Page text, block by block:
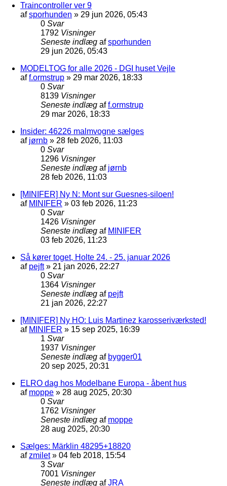
Traincontroller ver 9
afsporhunden » 29 jun 2026, 05:43
0 Svar
1792 Visninger
Seneste indlæg afsporhunden
29 jun 2026, 05:43
MODELTOG for alle 2026 - DGI huset Vejle
aff.ormstrup » 29 mar 2026, 18:33
0 Svar
8139 Visninger
Seneste indlæg aff.ormstrup
29 mar 2026, 18:33
Insider: 46226 malmvogne sælges
af jørnb » 28 feb 2026, 11:03
0 Svar
1296 Visninger
Seneste indlæg af jørnb
28 feb 2026, 11:03
[MINIFER] Ny N: Mont sur Guesnes-siloen!
af MINIFER » 03 feb 2026, 11:23
0 Svar
1426 Visninger
Seneste indlæg af MINIFER
03 feb 2026, 11:23
Så kører toget, Holte 24. - 25. januar 2026
af pejft» 21 jan 2026, 22:27
0 Svar
1364 Visninger
Seneste indlæg af pejft
21 jan 2026, 22:27
[MINIFER] Ny HO: Luis Martinez karosseriværksted!
af MINIFER » 15 sep 2025, 16:39
1 Svar
1937 Visninger
Seneste indlæg af bygger01
20 sep 2025, 20:31
ELRO dag hos Modelbane Europa - åbent hus
af moppe » 28 aug 2025, 20:30
0 Svar
1762 Visninger
Seneste indlæg af moppe
28 aug 2025, 20:30
Sælges: Märklin 48295+18820
afzmilet» 04 feb 2018, 15:54
3 Svar
7001 Visninger
Seneste indlæg afJRA